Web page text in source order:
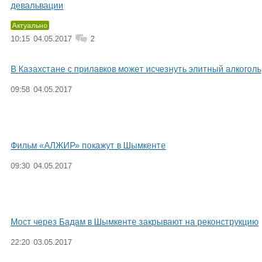
девальвации
Актуально
10:15 04.05.2017 2
В Казахстане с прилавков может исчезнуть элитный алкоголь
09:58 04.05.2017
Фильм «АЛЖИР» покажут в Шымкенте
09:30 04.05.2017
Мост через Бадам в Шымкенте закрывают на реконструкцию
22:20 03.05.2017